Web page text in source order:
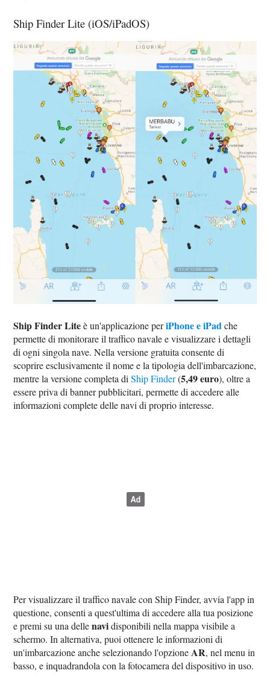
Ship Finder Lite (iOS/iPadOS)
Ship Finder Liteè un'applicazione periPhone e iPadche
permette di monitorare il traffico navale e visualizzare i dettagli
di ogni singola nave. Nella versione gratuita consente di
scoprire esclusivamente il nome e la tipologia dell'imbarcazione,
mentre la versione completa diShip Finder(5,49 euro), oltre a
essere priva di banner pubblicitari, permette di accedere alle
informazioni complete delle navi di proprio interesse.
Per visualizzare il traffico navale con Ship Finder, avvia l'app in
questione, consenti a quest'ultima di accedere alla tua posizione
e premi su una dellenavidisponibili nella mappa visibile a
schermo. In alternativa, puoi ottenere le informazioni di
un'imbarcazione anche selezionando l'opzioneAR, nel menu in
basso, e inquadrandola con la fotocamera del dispositivo in uso.